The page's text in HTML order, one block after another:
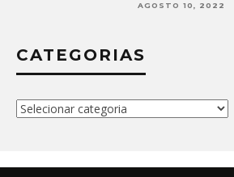
AGOSTO 10, 2022
CATEGORIAS
Categorias